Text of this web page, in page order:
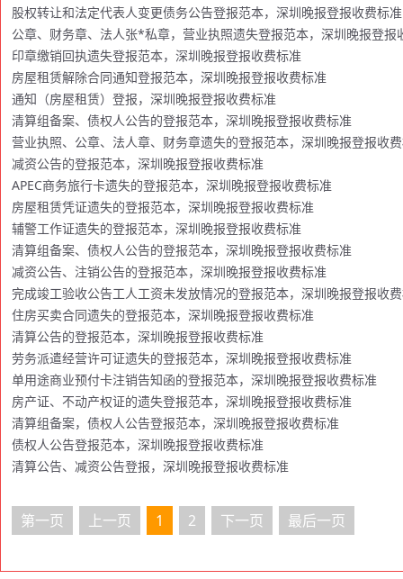
股权转让和法定代表人变更债务公告登报范本，深圳晚报登报收费标准
公章、财务章、法人张*私章，营业执照遗失登报范本，深圳晚报登报
印章缴销回执遗失登报范本，深圳晚报登报收费标准
房屋租赁解除合同通知登报范本，深圳晚报登报收费标准
通知（房屋租赁）登报，深圳晚报登报收费标准
清算组备案、债权人公告的登报范本，深圳晚报登报收费标准
营业执照、公章、法人章、财务章遗失的登报范本，深圳晚报登报收
减资公告的登报范本，深圳晚报登报收费标准
APEC商务旅行卡遗失的登报范本，深圳晚报登报收费标准
房屋租赁凭证遗失的登报范本，深圳晚报登报收费标准
辅警工作证遗失的登报范本，深圳晚报登报收费标准
清算组备案、债权人公告的登报范本，深圳晚报登报收费标准
减资公告、注销公告的登报范本，深圳晚报登报收费标准
完成竣工验收公告工人工资未发放情况的登报范本，深圳晚报登报收
住房买卖合同遗失的登报范本，深圳晚报登报收费标准
清算公告的登报范本，深圳晚报登报收费标准
劳务派遣经营许可证遗失的登报范本，深圳晚报登报收费标准
单用途商业预付卡注销告知函的登报范本，深圳晚报登报收费标准
房产证、不动产权证的遗失登报范本，深圳晚报登报收费标准
清算组备案，债权人公告登报范本，深圳晚报登报收费标准
债权人公告登报范本，深圳晚报登报收费标准
清算公告、减资公告登报，深圳晚报登报收费标准
第一页 上一页 1 2 下一页 最后一页